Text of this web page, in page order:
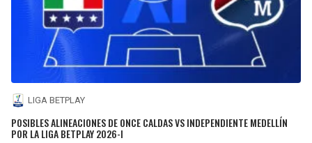
LIGA BETPLAY
POSIBLES ALINEACIONES DE ONCE CALDAS VS INDEPENDIENTE MEDELLÍN
POR LA LIGA BETPLAY 2026-I